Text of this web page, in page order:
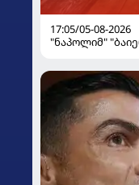
17:05/05-08-2026
"ნაპოლიმ"